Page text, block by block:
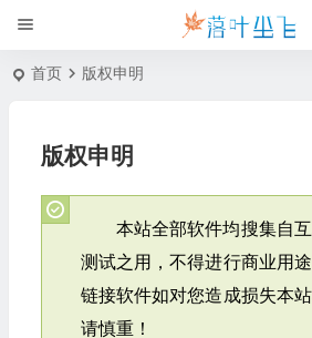
首页 版权申明
版权申明
本站全部软件均搜集自
测试之用，不得进行商业用
链接软件如对您造成损失本
请慎重！